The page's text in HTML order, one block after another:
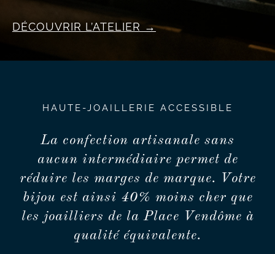
DÉCOUVRIR L’ATELIER
HAUTE-JOAILLERIE ACCESSIBLE
La confection artisanale sans
aucun intermédiaire permet de
réduire les marges de marque. Votre
bijou est ainsi 40% moins cher que
les joailliers de la Place Vendôme à
qualité équivalente.